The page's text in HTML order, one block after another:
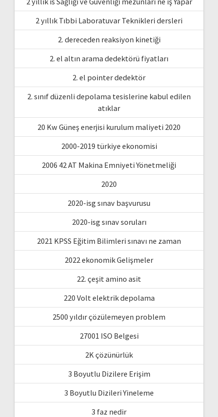
2 yıllık Tıbbi Laboratuvar Teknikleri dersleri
2. dereceden reaksiyon kinetiği
2. el altın arama dedektörü fiyatları
2. el pointer dedektör
2. sınıf düzenli depolama tesislerine kabul edilen
atıklar
20 Kw Güneş enerjisi kurulum maliyeti 2020
2000-2019 türkiye ekonomisi
2006 42 AT Makina Emniyeti Yönetmeliği
2020
2020-isg sınav başvurusu
2020-isg sınav soruları
2021 KPSS Eğitim Bilimleri sınavı ne zaman
2022 ekonomik Gelişmeler
22. çeşit amino asit
220 Volt elektrik depolama
2500 yıldır çözülemeyen problem
27001 ISO Belgesi
2K çözünürlük
3 Boyutlu Dizilere Erişim
3 Boyutlu Dizileri Yineleme
3 faz nedir